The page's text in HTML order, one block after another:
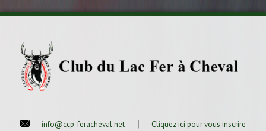
info@ccp-feracheval.net | Cliquez ici pour vous inscrire